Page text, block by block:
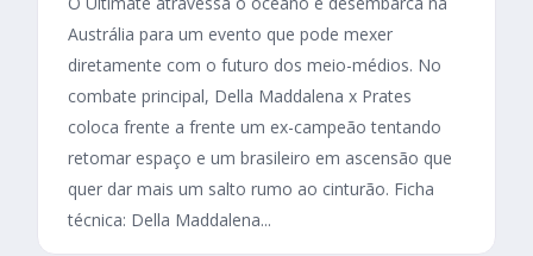
Austrália para um evento que pode mexer
diretamente com o futuro dos meio-médios. No
combate principal, Della Maddalena x Prates
coloca frente a frente um ex-campeão tentando
retomar espaço e um brasileiro em ascensão que
quer dar mais um salto rumo ao cinturão. Ficha
técnica: Della Maddalena...